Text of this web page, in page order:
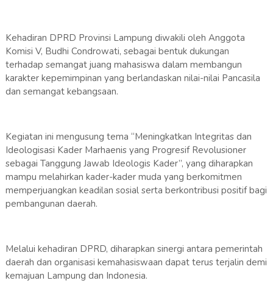
Kehadiran DPRD Provinsi Lampung diwakili oleh Anggota
Komisi V, Budhi Condrowati, sebagai bentuk dukungan
terhadap semangat juang mahasiswa dalam membangun
karakter kepemimpinan yang berlandaskan nilai-nilai Pancasila
dan semangat kebangsaan.
Kegiatan ini mengusung tema “Meningkatkan Integritas dan
Ideologisasi Kader Marhaenis yang Progresif Revolusioner
sebagai Tanggung Jawab Ideologis Kader”, yang diharapkan
mampu melahirkan kader-kader muda yang berkomitmen
memperjuangkan keadilan sosial serta berkontribusi positif bagi
pembangunan daerah.
Melalui kehadiran DPRD, diharapkan sinergi antara pemerintah
daerah dan organisasi kemahasiswaan dapat terus terjalin demi
kemajuan Lampung dan Indonesia.